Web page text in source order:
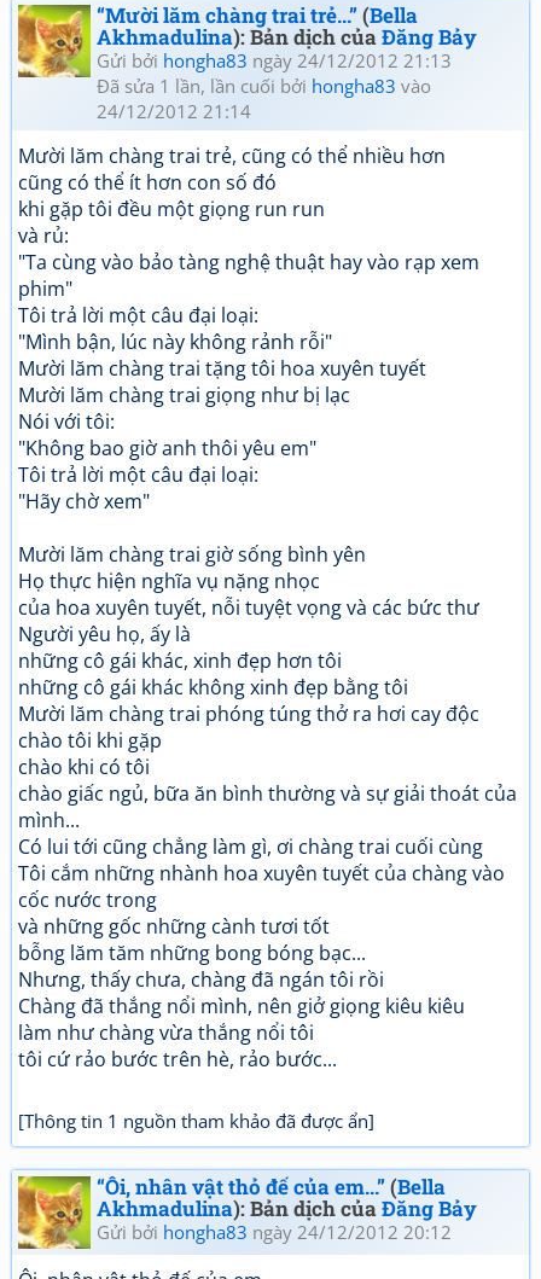
“Mười lăm chàng trai trẻ...”(Bella
Akhmadulina): Bản dịch củaĐăng Bảy
Gửi bởi hongha83 ngày 24/12/2012 21:13
Đã sửa 1 lần, lần cuối bởi hongha83 vào
24/12/2012 21:14
Mười lăm chàng trai trẻ, cũng có thể nhiều hơn
cũng có thể ít hơn con số đó
khi gặp tôi đều một giọng run run
và rủ:
"Ta cùng vào bảo tàng nghệ thuật hay vào rạp xem
phim"
Tôi trả lời một câu đại loại:
"Mình bận, lúc này không rảnh rỗi"
Mười lăm chàng trai tặng tôi hoa xuyên tuyết
Mười lăm chàng trai giọng như bị lạc
Nói với tôi:
"Không bao giờ anh thôi yêu em"
Tôi trả lời một câu đại loại:
"Hãy chờ xem"
Mười lăm chàng trai giờ sống bình yên
Họ thực hiện nghĩa vụ nặng nhọc
của hoa xuyên tuyết, nỗi tuyệt vọng và các bức thư
Người yêu họ, ấy là
những cô gái khác, xinh đẹp hơn tôi
những cô gái khác không xinh đẹp bằng tôi
Mười lăm chàng trai phóng túng thở ra hơi cay độc
chào tôi khi gặp
chào khi có tôi
chào giấc ngủ, bữa ăn bình thường và sự giải thoát của
mình...
Có lui tới cũng chẳng làm gì, ơi chàng trai cuối cùng
Tôi cắm những nhành hoa xuyên tuyết của chàng vào
cốc nước trong
và những gốc những cành tươi tốt
bỗng lăm tăm những bong bóng bạc...
Nhưng, thấy chưa, chàng đã ngán tôi rồi
Chàng đã thắng nổi mình, nên giở giọng kiêu kiêu
làm như chàng vừa thắng nổi tôi
tôi cứ rảo bước trên hè, rảo bước...
[Thông tin 1 nguồn tham khảo đã được ẩn]
“Ôi, nhân vật thỏ đế của em...”(Bella
Akhmadulina): Bản dịch củaĐăng Bảy
Gửi bởi hongha83 ngày 24/12/2012 20:12